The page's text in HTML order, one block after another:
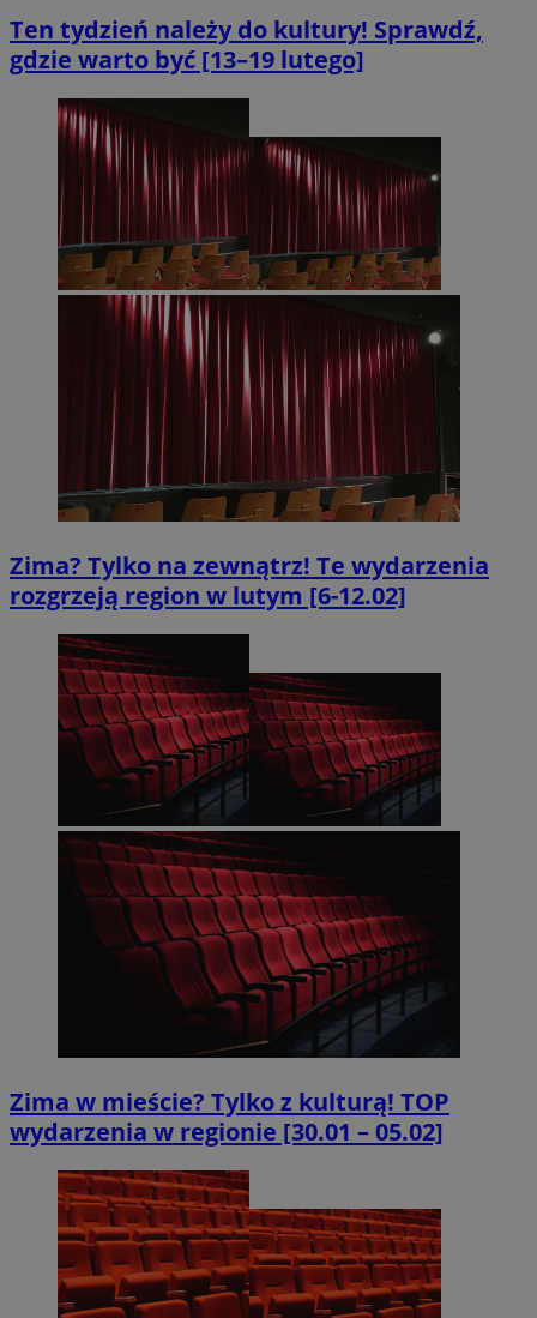
Ten tydzień należy do kultury! Sprawdź,
gdzie warto być [13–19 lutego]
Zima? Tylko na zewnątrz! Te wydarzenia
rozgrzeją region w lutym [6-12.02]
Zima w mieście? Tylko z kulturą! TOP
wydarzenia w regionie [30.01 – 05.02]